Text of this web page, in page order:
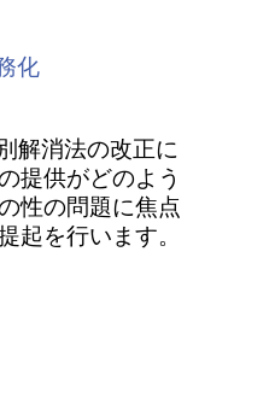
化
解消法の改正に
提供がどのよう
性の問題に焦点
起を行います。